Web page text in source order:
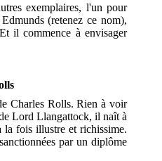
exemplaires, l'un pour
(retenez ce nom),
il commence à envisager
Charles Rolls. Rien à voir
Lord Llangattock, il naît à
fois illustre et richissime.
par un diplôme